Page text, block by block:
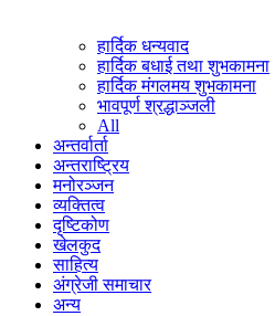
हार्दिक धन्यवाद
हार्दिक बधाई तथा शुभकामना
हार्दिक मंगलमय शुभकामना
भावपूर्ण श्रद्धाञ्जली
All
अन्तर्वार्ता
अन्तराष्ट्रिय
मनोरञ्जन
व्यक्तित्व
दृष्टिकोण
खेलकुद
साहित्य
अंग्रेजी समाचार
अन्य